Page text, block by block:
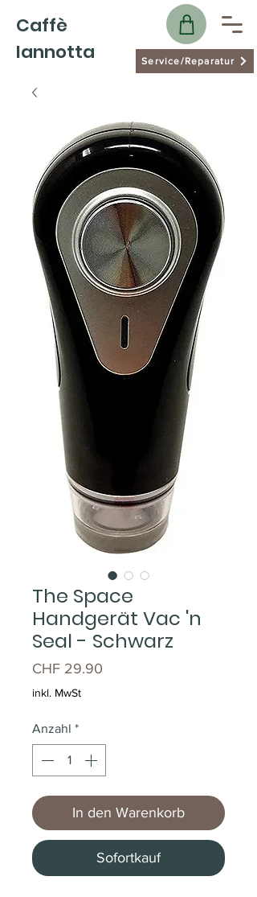
Caffè
Iannotta
Service/Reparatur
The Space
Handgerät Vac 'n
Seal - Schwarz
CHF 29.90
inkl. MwSt
Anzahl *
In den Warenkorb
Sofortkauf